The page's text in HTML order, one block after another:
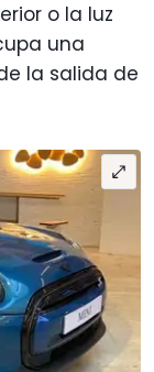
o la luz
una
la salida de